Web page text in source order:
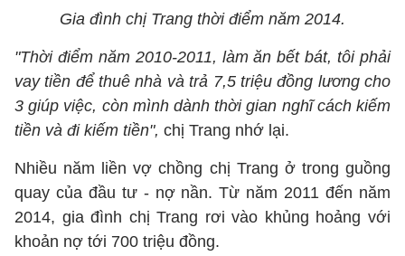
Gia đình chị Trang thời điểm năm 2014.
"Thời điểm năm 2010-2011, làm ăn bết bát, tôi phải
vay tiền để thuê nhà và trả 7,5 triệu đồng lương cho
3 giúp việc, còn mình dành thời gian nghĩ cách kiếm
tiền và đi kiếm tiền", chị Trang nhớ lại.
Nhiều năm liền vợ chồng chị Trang ở trong guồng
quay của đầu tư - nợ nần. Từ năm 2011 đến năm
2014, gia đình chị Trang rơi vào khủng hoảng với
khoản nợ tới 700 triệu đồng.